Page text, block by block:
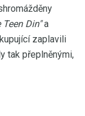
Teen Din"a
zaplavili
tak přeplněnými,